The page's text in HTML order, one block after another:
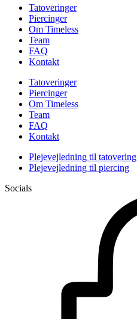
Tatoveringer
Piercinger
Om Timeless
Team
FAQ
Kontakt
Tatoveringer
Piercinger
Om Timeless
Team
FAQ
Kontakt
Plejevejledning til tatovering
Plejevejledning til piercing
Socials